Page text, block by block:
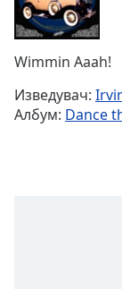
Stream
TypeLIVE
Seek to
live,
behind
liveLIVE
Remaining
Wimmin Aaah!
Изведувач:
Албум: Dance